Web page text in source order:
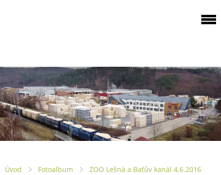
Úvod Fotoalbum
ZOO Lešná a Baťův kanál 4.6.2016